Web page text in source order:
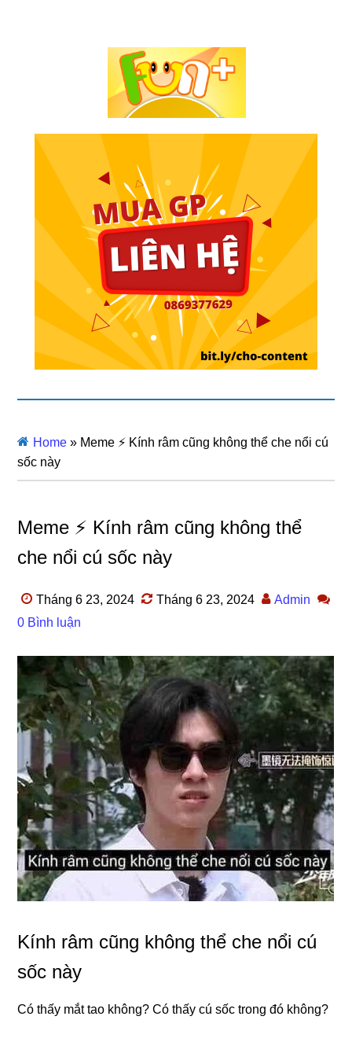
Home » Meme ⚡ Kính râm cũng không thể che nổi cú
sốc này
Meme ⚡ Kính râm cũng không thể
che nổi cú sốc này
Tháng 6 23, 2024 Tháng 6 23, 2024
Admin
0 Bình luận
Kính râm cũng không thể che nổi cú
sốc này
Có thấy mắt tao không? Có thấy cú sốc trong đó không?